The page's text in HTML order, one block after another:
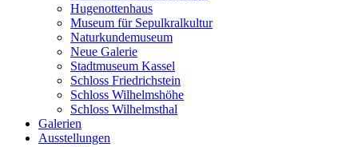
Hugenottenhaus
Museum für Sepulkralkultur
Naturkundemuseum
Neue Galerie
Stadtmuseum Kassel
Schloss Friedrichstein
Schloss Wilhelmshöhe
Schloss Wilhelmsthal
Galerien
Ausstellungen